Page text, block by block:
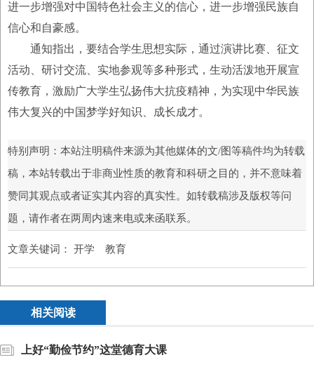
进一步增强对中国特色社会主义的信心，进一步增强民族自
信心和自豪感。
通知指出，要结合学生思想实际，通过演讲比赛、征文
活动、研讨交流、实地参观等多种形式，生动活泼地开展宣
传教育，激励广大学生弘扬伟大抗疫精神，为实现中华民族
伟大复兴的中国梦学好知识、成长成才。
特别声明：本站注明稿件来源为其他媒体的文/图等稿件均为转载
稿，本站转载出于非商业性质的教育和科研之目的，并不意味着
赞同其观点或者证实其内容的真实性。如转载稿涉及版权等问
题，请作者在两周内速来电或来函联系。
文章关键词： 开学 教育
相关阅读
上好“勤俭节约”这堂德育大课